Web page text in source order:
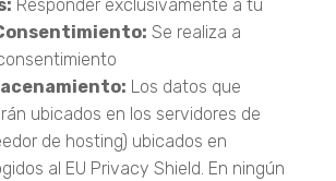
Responder exclusivamente a tu
Se realiza a
Los datos que
ubicados en los servidores de
de hosting) ubicados en
al EU Privacy Shield. En ningún